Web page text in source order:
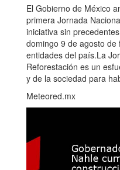
El Gobierno de México
primera Jornada
iniciativa sin
domingo 9 de agosto
entidades del país.La
Reforestación es un
y de la sociedad para
Meteored.mx